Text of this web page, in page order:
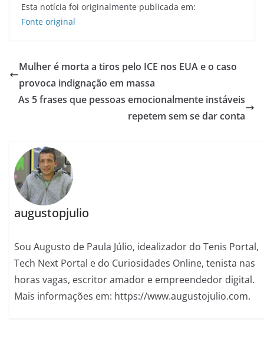
Esta notícia foi originalmente publicada em:
Fonte original
Mulher é morta a tiros pelo ICE nos EUA e o caso
provoca indignação em massa
As 5 frases que pessoas emocionalmente instáveis
repetem sem se dar conta
augustopjulio
Sou Augusto de Paula Júlio, idealizador do Tenis Portal,
Tech Next Portal e do Curiosidades Online, tenista nas
horas vagas, escritor amador e empreendedor digital.
Mais informações em: https://www.augustojulio.com.